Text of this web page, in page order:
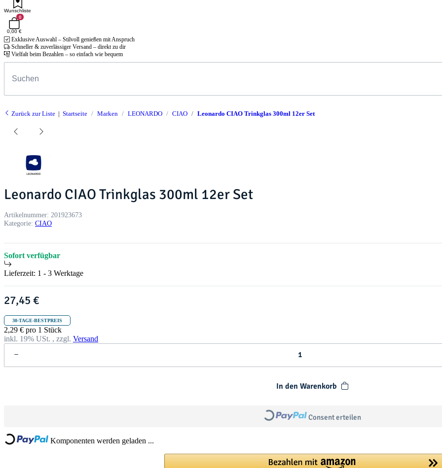
Wunschliste
0
0,00 €
Exklusive Auswahl – Stilvoll genießen mit Anspruch
Schneller & zuverlässiger Versand – direkt zu dir
Vielfalt beim Bezahlen – so einfach wie bequem
Zurück zur Liste Startseite Marken LEONARDO CIAO Leonardo CIAO Trinkglas 300ml 12er Set
Leonardo CIAO Trinkglas 300ml 12er Set
Artikelnummer: 201923673
Kategorie: CIAO
Sofort verfügbar
Lieferzeit: 1 - 3 Werktage
27,45 €
30-TAGE-BESTPREIS
2,29 € pro 1 Stück
inkl. 19% USt. , zzgl. Versand
In den Warenkorb
Loading... Consent erteilen
Komponenten werden geladen ...